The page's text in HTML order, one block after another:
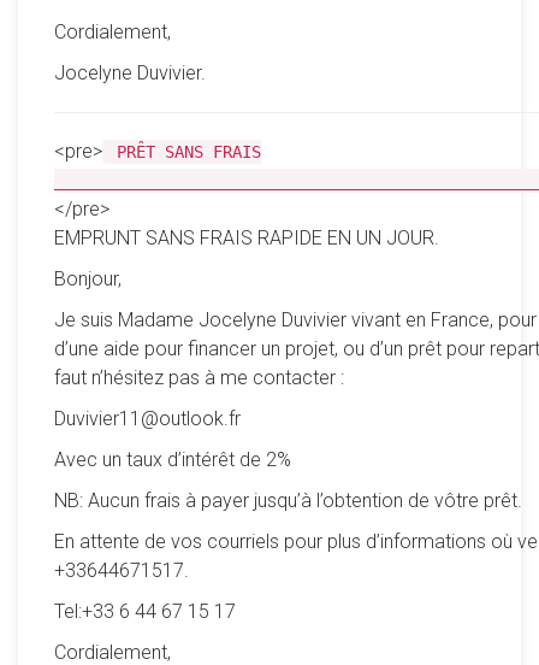
Cordialement,
Jocelyne Duvivier.
<pre>
PRÊT SANS FRAIS
</pre>
EMPRUNT SANS FRAIS RAPIDE EN UN JOUR.
Bonjour,
Je suis Madame Jocelyne Duvivier vivant en France,
d’une aide pour financer un projet, ou d’un prêt pour
faut n’hésitez pas à me contacter :
Duvivier11@outlook.fr
Avec un taux d’intérêt de 2%
NB: Aucun frais à payer jusqu’à l’obtention de vôtre prêt.
En attente de vos courriels pour plus d’informations où
+33644671517.
Tel:+33 6 44 67 15 17
Cordialement,